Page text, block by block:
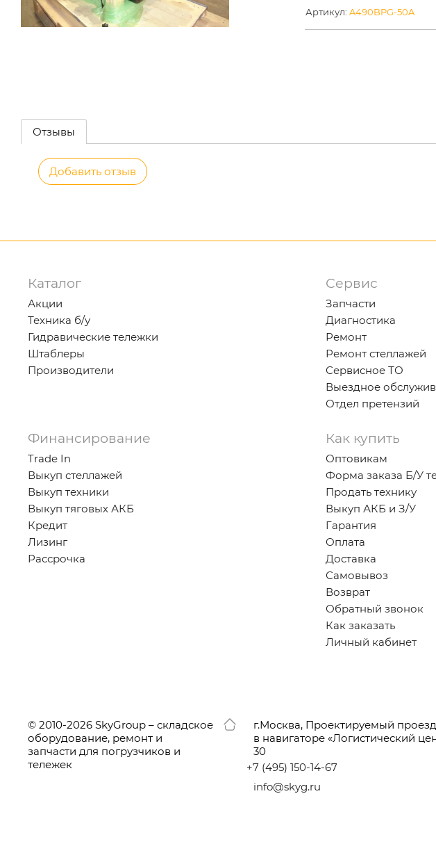
Артикул: A490BPG-50A
Отзывы
Добавить отзыв
Каталог
Акции
Техника б/у
Гидравические тележки
Штаблеры
Производители
Сервис
Запчасти
Диагностика
Ремонт
Ремонт стеллажей
Сервисное ТО
Выездное
Отдел претензий
Финансирование
Trade In
Выкуп стеллажей
Выкуп техники
Выкуп тяговых АКБ
Кредит
Лизинг
Рассрочка
Как купить
Оптовикам
Форма заказа Б/У
Продать технику
Выкуп АКБ и З/У
Гарантия
Оплата
Доставка
Самовывоз
Возврат
Обратный звонок
Как заказать
Личный кабинет
© 2010-2026 SkyGroup – складское
оборудование, ремонт и
запчасти для погрузчиков и
тележек
г.Москва, Проектируемый
в навигаторе «Логистический
30
+7 (495) 150-14-67
info@skyg.ru